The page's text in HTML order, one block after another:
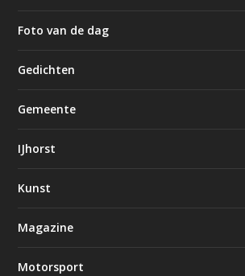
Foto van de dag
Gedichten
Gemeente
IJhorst
Kunst
Magazine
Motorsport